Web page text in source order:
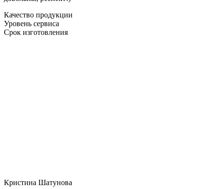
Качество продукции
Уровень сервиса
Срок изготовления
Кристина Шатунова